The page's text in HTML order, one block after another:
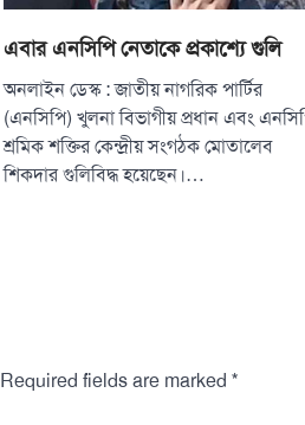
এবার এনসিপি নেতাকে প্রকাশ্যে গুলি
অনলাইন ডেস্ক : জাতীয় নাগরিক পার্টির
(এনসিপি) খুলনা বিভাগীয় প্রধান এবং
শ্রমিক শক্তির কেন্দ্রীয় সংগঠক মোতালেব
শিকদার গুলিবিদ্ধ হয়েছেন।…
Required fields are marked *